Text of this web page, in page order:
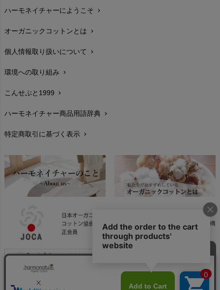
配送と送料chevron_right
在庫状況と発送予定chevron_right
サイズ・寸法chevron_right
生地・素材chevron_right
お手入れについて
レビューを書こうchevron_right
返品交換chevron_right
FAXでのご注文
お問い合わせchevron_right
ハーモネイチャーにようこそ chevron_right
オーガニックコットンとは chevron_right
個人情報取り扱いについて chevron_right
環境への取り組み chevron_right
こんせぷと1999 chevron_right
ハーモネイチャー商品用語辞典 chevron_right
特定商取引に基づく表示 chevron_right